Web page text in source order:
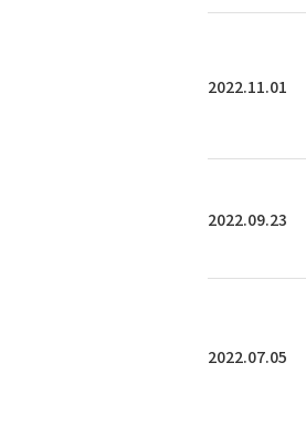
2022.11.01
2022.09.23
2022.07.05